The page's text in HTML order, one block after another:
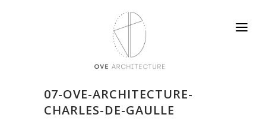
07-OVE-ARCHITECTURE-
CHARLES-DE-GAULLE